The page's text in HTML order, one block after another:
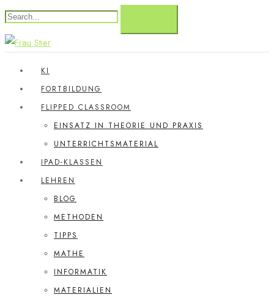
KI
FORTBILDUNG
FLIPPED CLASSROOM
EINSATZ IN THEORIE UND PRAXIS
UNTERRICHTSMATERIAL
IPAD-KLASSEN
LEHREN
BLOG
METHODEN
TIPPS
MATHE
INFORMATIK
MATERIALIEN